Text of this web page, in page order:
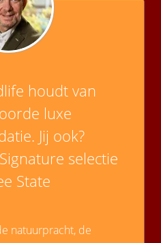
houdt van
luxe
Jij ook?
selectie
State
natuurpracht, de